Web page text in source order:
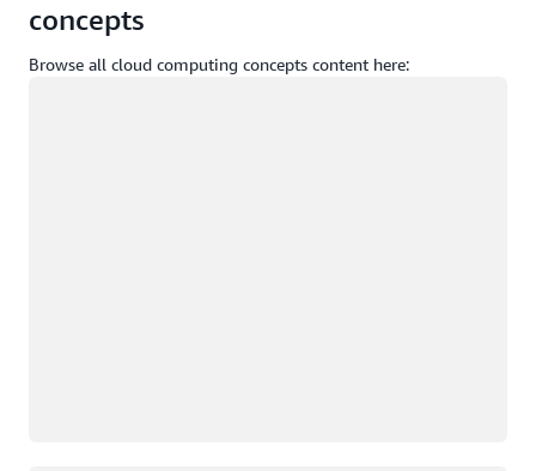
concepts
Browse all cloud computing concepts content here: